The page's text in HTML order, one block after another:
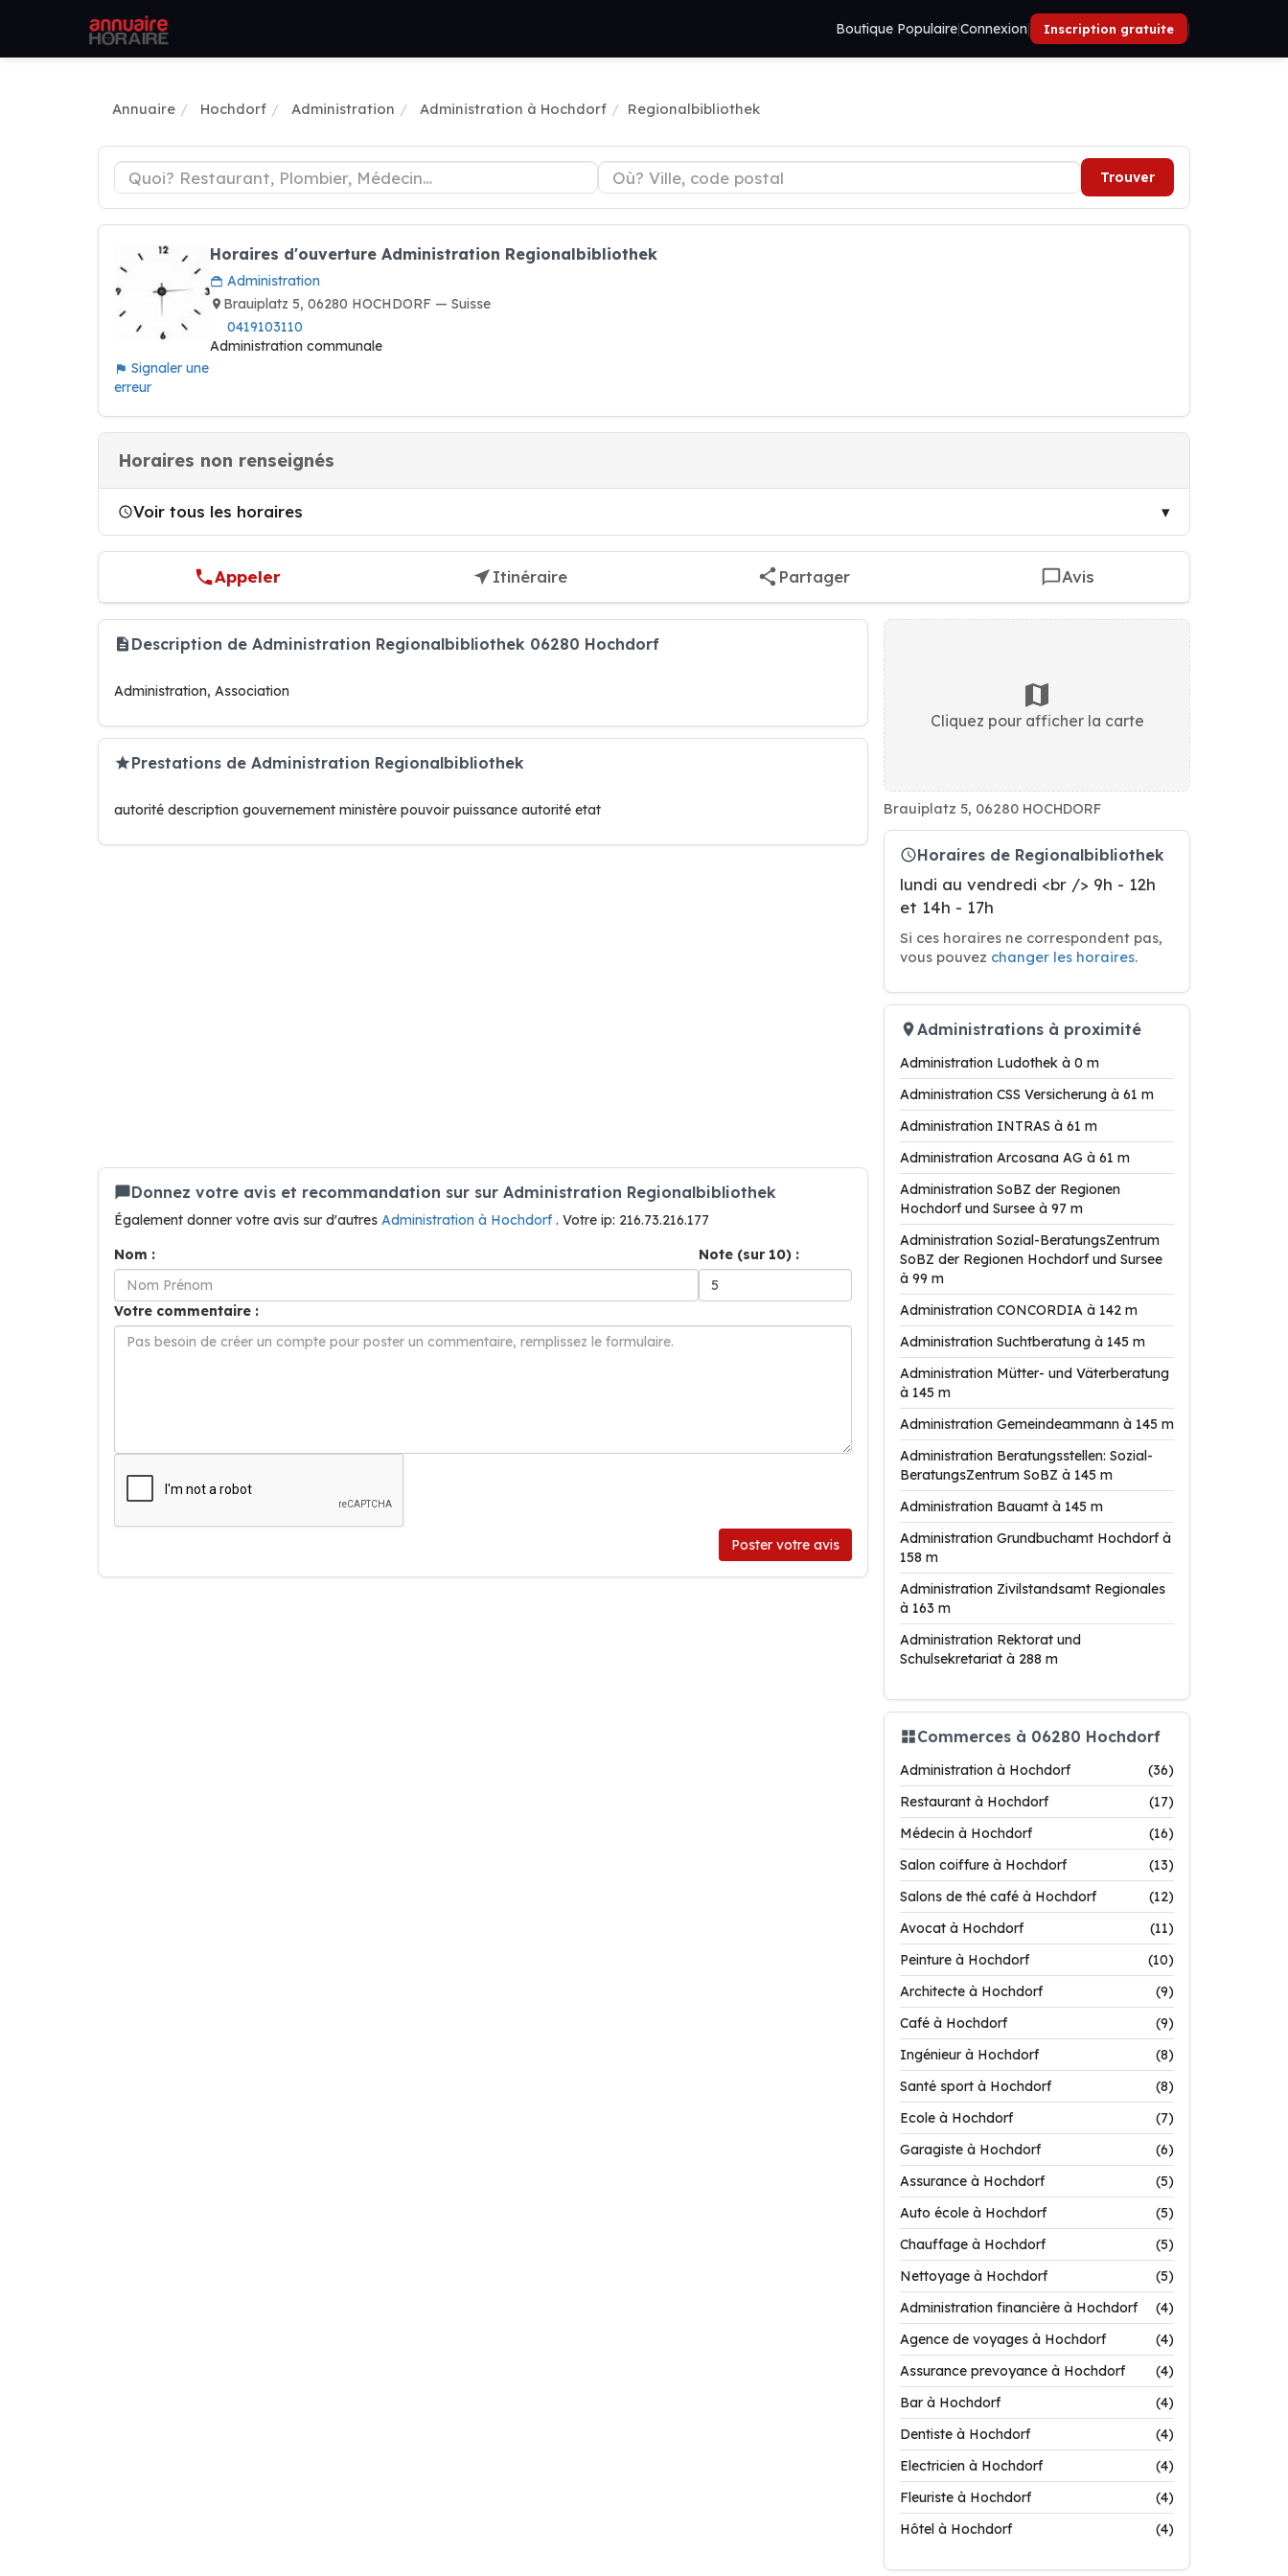
Boutique Populaire|Connexion| Inscription gratuite |
Annuaire Hochdorf Administration Administration à Hochdorf Regionalbibliothek
Trouver
Signaler une
erreur
Horaires d'ouverture Administration Regionalbibliothek
Administration
Brauiplatz 5, 06280 HOCHDORF — Suisse
0419103110
Administration communale
Horaires non renseignés
Voir tous les horaires
Appeler Itinéraire Partager Avis
Description de Administration Regionalbibliothek 06280 Hochdorf
Administration, Association
Prestations de Administration Regionalbibliothek
autorité description gouvernement ministère pouvoir puissance autorité etat
Donnez votre avis et recommandation sur sur Administration Regionalbibliothek
Également donner votre avis sur d'autres Administration à Hochdorf. Votre ip: 216.73.216.177
Nom :
Note (sur 10) :
Votre commentaire :
Poster votre avis
Cliquez pour afficher la carte
Brauiplatz 5, 06280 HOCHDORF
Horaires de Regionalbibliothek
lundi au vendredi <br /> 9h - 12h
et 14h - 17h
Si ces horaires ne correspondent pas,
vous pouvez changer les horaires.
Administrations à proximité
Administration Ludothek à 0 m
Administration CSS Versicherung à 61 m
Administration INTRAS à 61 m
Administration Arcosana AG à 61 m
Administration SoBZ der Regionen
Hochdorf und Sursee à 97 m
Administration Sozial-BeratungsZentrum
SoBZ der Regionen Hochdorf und Sursee
à 99 m
Administration CONCORDIA à 142 m
Administration Suchtberatung à 145 m
Administration Mütter- und Väterberatung
à 145 m
Administration Gemeindeammann à 145 m
Administration Beratungsstellen: Sozial-
BeratungsZentrum SoBZ à 145 m
Administration Bauamt à 145 m
Administration Grundbuchamt Hochdorf à
158 m
Administration Zivilstandsamt Regionales
à 163 m
Administration Rektorat und
Schulsekretariat à 288 m
Commerces à 06280 Hochdorf
Administration à Hochdorf
(36)
Restaurant à Hochdorf
(17)
Médecin à Hochdorf
(16)
Salon coiffure à Hochdorf
(13)
Salons de thé café à Hochdorf
(12)
Avocat à Hochdorf
(11)
Peinture à Hochdorf
(10)
Architecte à Hochdorf
(9)
Café à Hochdorf
(9)
Ingénieur à Hochdorf
(8)
Santé sport à Hochdorf
(8)
Ecole à Hochdorf
(7)
Garagiste à Hochdorf
(6)
Assurance à Hochdorf
(5)
Auto école à Hochdorf
(5)
Chauffage à Hochdorf
(5)
Nettoyage à Hochdorf
(5)
Administration financière à Hochdorf
(4)
Agence de voyages à Hochdorf
(4)
Assurance prevoyance à Hochdorf
(4)
Bar à Hochdorf
(4)
Dentiste à Hochdorf
(4)
Electricien à Hochdorf
(4)
Fleuriste à Hochdorf
(4)
Hôtel à Hochdorf
(4)